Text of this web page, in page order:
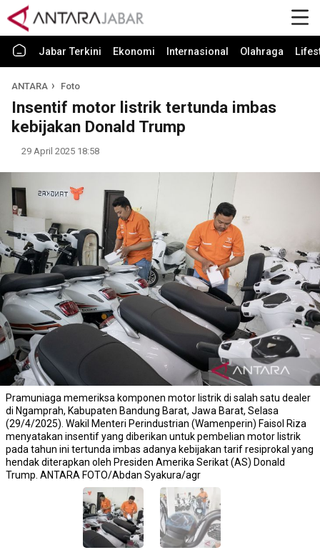
Jabar Terkini Ekonomi Internasional Olahraga
ANTARA Foto
Insentif motor listrik tertunda imbas
kebijakan Donald Trump
29 April 2025 18:58
Pramuniaga memeriksa komponen motor listrik di salah satu dealer
di Ngamprah, Kabupaten Bandung Barat, Jawa Barat, Selasa
(29/4/2025). Wakil Menteri Perindustrian (Wamenperin) Faisol Riza
menyatakan insentif yang diberikan untuk pembelian motor listrik
pada tahun ini tertunda imbas adanya kebijakan tarif resiprokal yang
hendak diterapkan oleh Presiden Amerika Serikat (AS) Donald
Trump. ANTARA FOTO/Abdan Syakura/agr